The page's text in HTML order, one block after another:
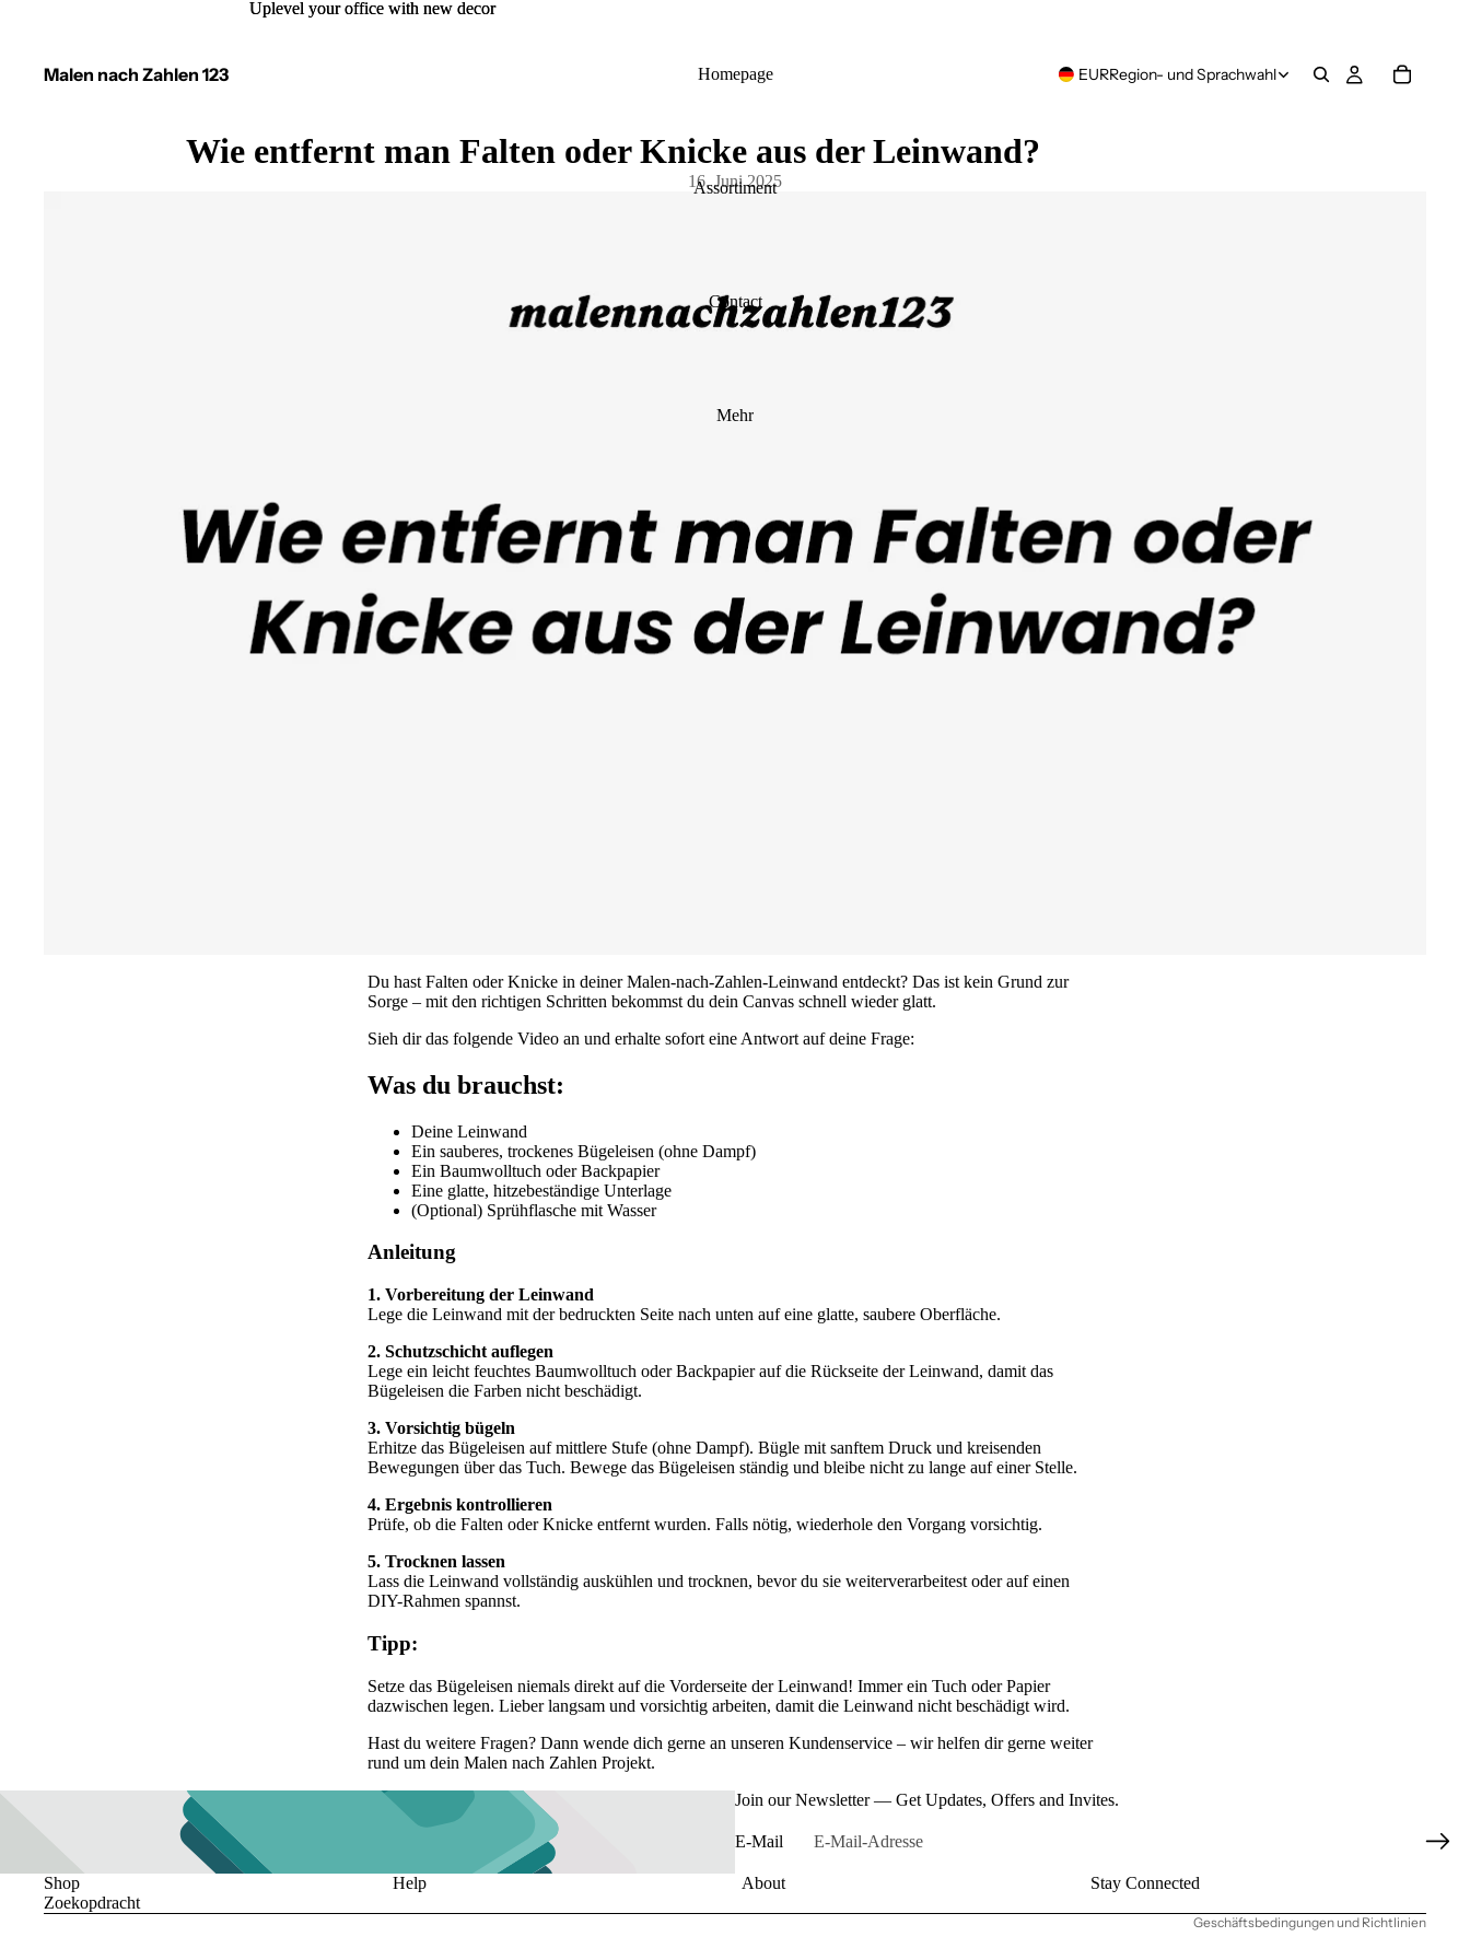
Uplevel your office with new decor
Uplevel your office with new decor
Malen nach Zahlen 123 Homepage
Assortiment
Contact
Mehr
EURRegion- und Sprachwahl
Wie entfernt man Falten oder Knicke aus der Leinwand?
16. Juni 2025
Du hast Falten oder Knicke in deinerMalen-nach-Zahlen-Leinwand entdeckt? Das ist kein Grund zur
Sorge – mit den richtigen Schritten bekommst du dein Canvas schnell wieder glatt.
Sieh dir das folgende Video an und erhalte sofort eine Antwort auf deine Frage:
Was du brauchst:
Deine Leinwand
Ein sauberes, trockenes Bügeleisen (ohne Dampf)
Ein Baumwolltuch oder Backpapier
Eine glatte, hitzebeständige Unterlage
(Optional) Sprühflasche mit Wasser
Anleitung
1. Vorbereitung der Leinwand
Lege die Leinwand mit der bedruckten Seite nach unten auf eine glatte, saubere Oberfläche.
2. Schutzschicht auflegen
Lege ein leicht feuchtes Baumwolltuch oder Backpapier auf die Rückseite der Leinwand, damit das
Bügeleisen die Farben nicht beschädigt.
3. Vorsichtig bügeln
Erhitze das Bügeleisen auf mittlere Stufe (ohne Dampf). Bügle mit sanftem Druck und kreisenden
Bewegungen über das Tuch. Bewege das Bügeleisen ständig und bleibe nicht zu lange auf einer Stelle.
4. Ergebnis kontrollieren
Prüfe, ob die Falten oder Knicke entfernt wurden. Falls nötig, wiederhole den Vorgang vorsichtig.
5. Trocknen lassen
Lass die Leinwand vollständig auskühlen und trocknen, bevor du sie weiterverarbeitest oder auf einen
DIY-Rahmen spannst.
Tipp:
Setze das Bügeleisen niemals direkt auf die Vorderseite der Leinwand! Immer ein Tuch oder Papier
dazwischen legen. Lieber langsam und vorsichtig arbeiten, damit die Leinwand nicht beschädigt wird.
Hast du weitere Fragen? Dann wende dich gerne an unseren Kundenservice – wir helfen dir gerne weiter
rund um dein Malen nach Zahlen Projekt.
Join our Newsletter — Get Updates, Offers and Invites.
E-Mail
Shop
Zoekopdracht
Help About Stay Connected
Geschäftsbedingungen und Richtlinien